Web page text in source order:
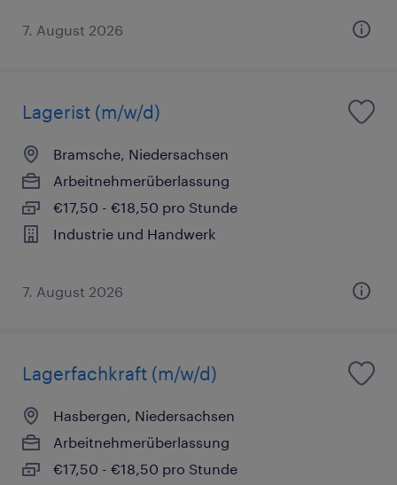
7. August 2026
Lagerist (m/w/d)
Bramsche, Niedersachsen
Arbeitnehmerüberlassung
€17,50 - €18,50 pro Stunde
Industrie und Handwerk
7. August 2026
Lagerfachkraft (m/w/d)
Hasbergen, Niedersachsen
Arbeitnehmerüberlassung
€17,50 - €18,50 pro Stunde